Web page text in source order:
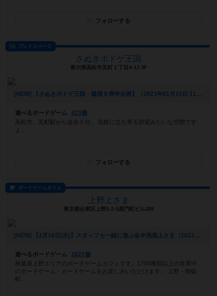
フォローする
プレイスペース
さぬきボドゲ王国
香川県高松市瓦町１丁目4-13 3F
[NEW] 【さぬきボドゲ王国・建国９周年企画】（2023年01月15日 11時51分）
遊べるボードゲーム
423個
高松市、瓦町駅から徒歩５分。 気軽に立ち寄る部室みたいな空間です
よ。
フォローする
ボードゲームカフェ
上野上さま
東京都台東区上野1-2-5黒門町ビル205
[NEW] 【1月18日(水)】スタッフも一緒に遊ぶ会＠池袋上さま（2023年01月09日 23時09分）
遊べるボードゲーム
1627個
秋葉原上野エリアのボードゲームカフェです。1700種類以上の世界中
のボードゲーム・カードゲームをお楽しみいただけます。 上野・御徒
町...